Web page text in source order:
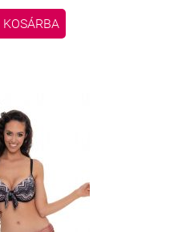
KOSÁRBA